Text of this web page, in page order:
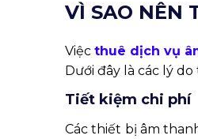
VÌ SAO NÊN
Việcthuê dịch vụ
Dưới đây là các lý
Tiết kiệm chi phí
Các thiết bị âm